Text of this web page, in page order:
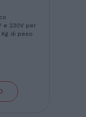
e 230V per
di peso